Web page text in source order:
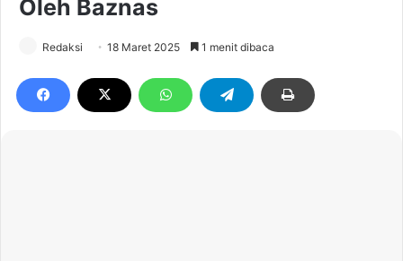
Oleh Baznas
Redaksi 18 Maret 2025 1 menit dibaca